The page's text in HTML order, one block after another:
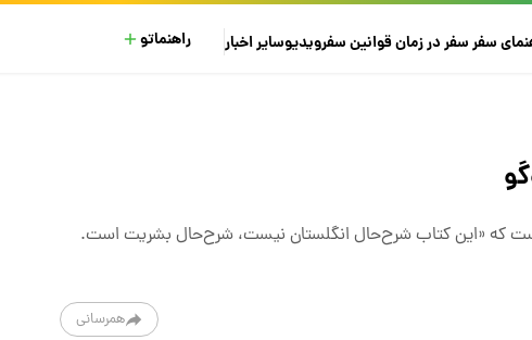
سفرسفر در زمانقوانین سفرویدیوسایراخبار راهنماتو
است که «این کتاب شرح‌حال انگلستان نیست، شرح‌حال بشریت است.
همرسانی